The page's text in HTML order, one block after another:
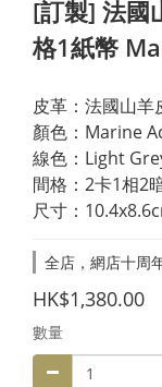
[訂製] 法國
格1紙幣
皮革：法國山
顏色：Marine
線色：Light
間格：2卡1相2
尺寸：
全店，網店十周
HK$1,380.00
數量